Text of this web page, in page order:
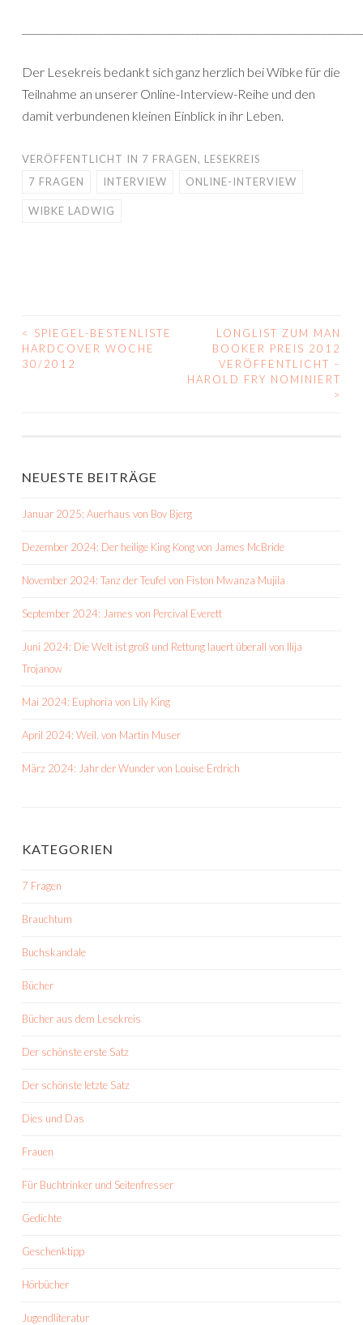
Der Lesekreis bedankt sich ganz herzlich bei Wibke für die
Teilnahme an unserer Online-Interview-Reihe und den
damit verbundenen kleinen Einblick in ihr Leben.
VERÖFFENTLICHT IN 7 FRAGEN, LESEKREIS
7 FRAGEN
INTERVIEW ONLINE-INTERVIEW
WIBKE LADWIG
BEITRAGS-
NAVIGATION
<
SPIEGEL-BESTENLISTE
HARDCOVER WOCHE
30/2012
LONGLIST ZUM MAN
BOOKER PREIS 2012
VERÖFFENTLICHT –
HAROLD FRY NOMINIERT
>
NEUESTE BEITRÄGE
Januar 2025: Auerhaus von Bov Bjerg
Dezember 2024: Der heilige King Kong von James McBride
November 2024: Tanz der Teufel von Fiston Mwanza Mujila
September 2024: James von Percival Everett
Juni 2024: Die Welt ist groß und Rettung lauert überall von Ilija
Trojanow
Mai 2024: Euphoria von Lily King
April 2024: Weil. von Martin Muser
März 2024: Jahr der Wunder von Louise Erdrich
KATEGORIEN
7 Fragen
Brauchtum
Buchskandale
Bücher
Bücher aus dem Lesekreis
Der schönste erste Satz
Der schönste letzte Satz
Dies und Das
Frauen
Für Buchtrinker und Seitenfresser
Gedichte
Geschenktipp
Hörbücher
Jugendliteratur